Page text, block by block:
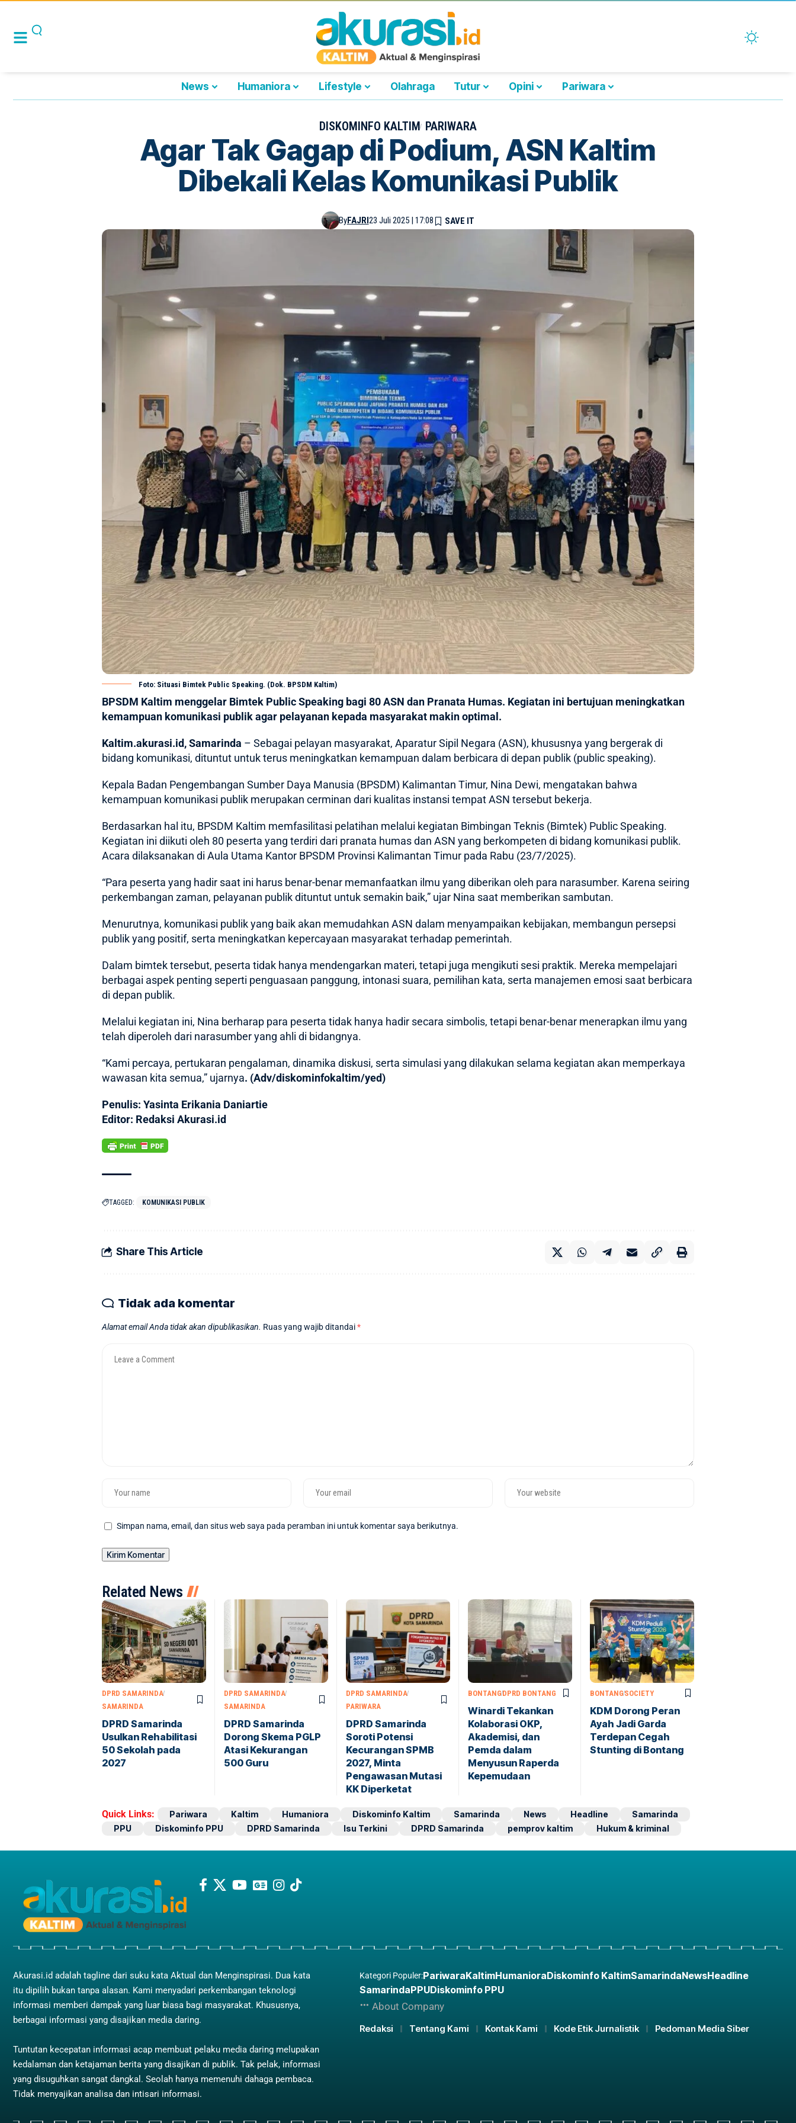
News Humaniora Lifestyle Olahraga Tutur Opini Pariwara
DISKOMINFO KALTIM PARIWARA
Agar Tak Gagap di Podium, ASN Kaltim
Dibekali Kelas Komunikasi Publik
ByFAJRI23 Juli 2025 | 17:08
Foto: Situasi Bimtek Public Speaking. (Dok. BPSDM Kaltim)
BPSDM Kaltim menggelar Bimtek Public Speaking bagi 80 ASN dan Pranata Humas. Kegiatan ini bertujuan meningkatkan
kemampuan komunikasi publik agar pelayanan kepada masyarakat makin optimal.
Kaltim.akurasi.id, Samarinda – Sebagai pelayan masyarakat, Aparatur Sipil Negara (ASN), khususnya yang bergerak di
bidang komunikasi, dituntut untuk terus meningkatkan kemampuan dalam berbicara di depan publik (public speaking).
Kepala Badan Pengembangan Sumber Daya Manusia (BPSDM) Kalimantan Timur, Nina Dewi, mengatakan bahwa
kemampuan komunikasi publik merupakan cerminan dari kualitas instansi tempat ASN tersebut bekerja.
Berdasarkan hal itu, BPSDM Kaltim memfasilitasi pelatihan melalui kegiatan Bimbingan Teknis (Bimtek) Public Speaking.
Kegiatan ini diikuti oleh 80 peserta yang terdiri dari pranata humas dan ASN yang berkompeten di bidang komunikasi publik.
Acara dilaksanakan di Aula Utama Kantor BPSDM Provinsi Kalimantan Timur pada Rabu (23/7/2025).
“Para peserta yang hadir saat ini harus benar-benar memanfaatkan ilmu yang diberikan oleh para narasumber. Karena seiring
perkembangan zaman, pelayanan publik dituntut untuk semakin baik,” ujar Nina saat memberikan sambutan.
Menurutnya, komunikasi publik yang baik akan memudahkan ASN dalam menyampaikan kebijakan, membangun persepsi
publik yang positif, serta meningkatkan kepercayaan masyarakat terhadap pemerintah.
Dalam bimtek tersebut, peserta tidak hanya mendengarkan materi, tetapi juga mengikuti sesi praktik. Mereka mempelajari
berbagai aspek penting seperti penguasaan panggung, intonasi suara, pemilihan kata, serta manajemen emosi saat berbicara
di depan publik.
Melalui kegiatan ini, Nina berharap para peserta tidak hanya hadir secara simbolis, tetapi benar-benar menerapkan ilmu yang
telah diperoleh dari narasumber yang ahli di bidangnya.
“Kami percaya, pertukaran pengalaman, dinamika diskusi, serta simulasi yang dilakukan selama kegiatan akan memperkaya
wawasan kita semua,” ujarnya. (Adv/diskominfokaltim/yed)
Penulis: Yasinta Erikania Daniartie
Editor: Redaksi Akurasi.id
TAGGED: KOMUNIKASI PUBLIK
Share This Article
Tidak ada komentar
Alamat email Anda tidak akan dipublikasikan. Ruas yang wajib ditandai*
Simpan nama, email, dan situs web saya pada peramban ini untuk komentar saya berikutnya.
Related News
DPRD SAMARINDA
SAMARINDA
DPRD Samarinda
Usulkan Rehabilitasi
50 Sekolah pada
2027
DPRD SAMARINDA
SAMARINDA
DPRD Samarinda
Dorong Skema PGLP
Atasi Kekurangan
500 Guru
DPRD SAMARINDA
PARIWARA
DPRD Samarinda
Soroti Potensi
Kecurangan SPMB
2027, Minta
Pengawasan Mutasi
KK Diperketat
BONTANGDPRD BONTANG
Winardi Tekankan
Kolaborasi OKP,
Akademisi, dan
Pemda dalam
Menyusun Raperda
Kepemudaan
BONTANGSOCIETY
KDM Dorong Peran
Ayah Jadi Garda
Terdepan Cegah
Stunting di Bontang
Quick Links: Pariwara Kaltim Humaniora Diskominfo Kaltim Samarinda News Headline
Samarinda
PPU
Diskominfo PPU DPRD Samarinda Isu Terkini DPRD Samarinda pemprov kaltim Hukum & kriminal
Akurasi.id adalah tagline dari suku kata Aktual dan Menginspirasi. Dua kata
itu dipilih bukan tanpa alasan. Kami menyadari perkembangan teknologi
informasi memberi dampak yang luar biasa bagi masyarakat. Khususnya,
berbagai informasi yang disajikan media daring.
Tuntutan kecepatan informasi acap membuat pelaku media daring melupakan
kedalaman dan ketajaman berita yang disajikan di publik. Tak pelak, informasi
yang disuguhkan sangat dangkal. Seolah hanya memenuhi dahaga pembaca.
Tidak menyajikan analisa dan intisari informasi.
Kategori Populer:PariwaraKaltimHumanioraDiskominfo KaltimSamarindaNewsHeadline
SamarindaPPUDiskominfo PPU
About Company
Redaksi
Tentang Kami Kontak Kami Kode Etik Jurnalistik Pedoman Media Siber